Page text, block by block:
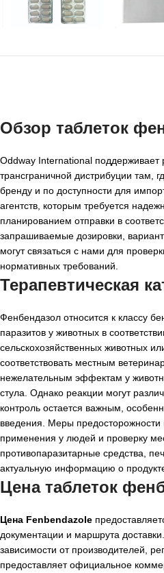
Обзор таблеток
Oddway International поддерживает
трансграничной дистрибуции там,
бренду и по доступности для
агентств, которым требуется
планированием отправки в
запрашиваемые дозировки,
могут связаться с нами для
нормативных требований.
Терапевтическая
Фенбендазол относится к классу
паразитов у животных в
сельскохозяйственных животных
соответствовать местным
нежелательным эффектам у
стула. Однако реакции могут
контроль остается важным,
введения. Меры предосторожности
применения у людей и проверку
противопаразитарные средства,
актуальную информацию о
Цена таблеток
Цена Fenbendazole
документации и маршрута
зависимости от производителей,
предоставляет официальное